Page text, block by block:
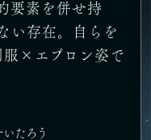
要素を併せ持
い存在。自らを
服×エプロン姿で
たろう